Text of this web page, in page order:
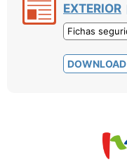
EXTERIOR
Fichas
DOWNLOAD